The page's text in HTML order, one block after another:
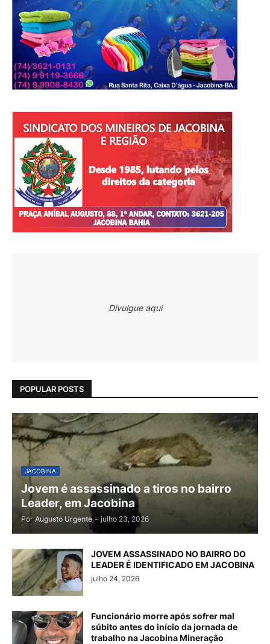
Divulgue aqui
POPULAR POSTS
JACOBINA
Jovem é assassinado a tiros no bairro
Leader, em Jacobina
Por Augusto Urgente - julho 23, 2026
JOVEM ASSASSINADO NO BAIRRO DO
LEADER É IDENTIFICADO EM JACOBINA
julho 24, 2026
Funcionário morre após sofrer mal
súbito antes do início da jornada de
trabalho na Jacobina Mineração